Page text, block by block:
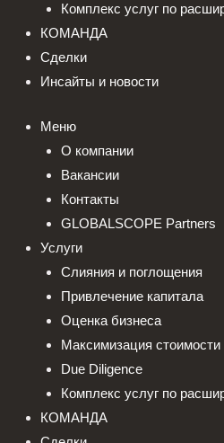
Комплекс услуг по
КОМАНДА
Сделки
Инсайты и новости
Меню
О компании
Вакансии
Контакты
GLOBALSCOPE Partners
Услуги
Слияния и поглощения
Привлечение капитала
Оценка бизнеса
Максимизация стоимости​
Due Diligence
Комплекс услуг по
КОМАНДА